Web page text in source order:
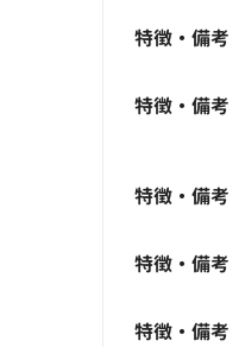
特徴・備考
特徴・備考
特徴・備考
特徴・備考
特徴・備考